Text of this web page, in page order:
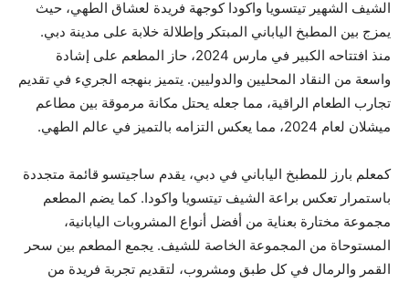
الشيف الشهير تيتسويا واكودا كوجهة فريدة لعشاق الطهي، حيث
يمزج بين المطبخ الياباني المبتكر وإطلالة خلابة على مدينة دبي.
منذ افتتاحه الكبير في مارس 2024، حاز المطعم على إشادة
واسعة من النقاد المحليين والدوليين. يتميز بنهجه الجريء في تقديم
تجارب الطعام الراقية، مما جعله يحتل مكانة مرموقة بين مطاعم
ميشلان لعام 2024، مما يعكس التزامه بالتميز في عالم الطهي.
كمعلم بارز للمطبخ الياباني في دبي، يقدم ساجيتسو قائمة متجددة
باستمرار تعكس براعة الشيف تيتسويا واكودا. كما يضم المطعم
مجموعة مختارة بعناية من أفضل أنواع المشروبات اليابانية،
المستوحاة من المجموعة الخاصة للشيف. يجمع المطعم بين سحر
القمر والرمال في كل طبق ومشروب، لتقديم تجربة فريدة من